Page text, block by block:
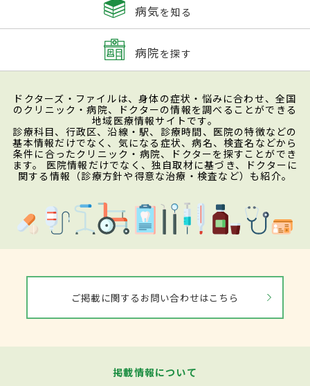
病気を知る
病院を探す
ドクターズ・ファイルは、身体の症状・悩みに合わせ、全国
のクリニック・病院、ドクターの情報を調べることができる
地域医療情報サイトです。
診療科目、行政区、沿線・駅、診療時間、医院の特徴などの
基本情報だけでなく、気になる症状、病名、検査名などから
条件に合ったクリニック・病院、ドクターを探すことができ
ます。 医院情報だけでなく、独自取材に基づき、ドクターに
関する情報（診療方針や得意な治療・検査など）も紹介。
ご掲載に関するお問い合わせはこちら
掲載情報について